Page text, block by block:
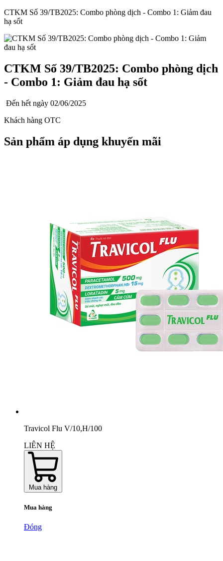
CTKM Số 39/TB2025: Combo phòng dịch - Combo 1: Giảm đau
hạ sốt
CTKM Số 39/TB2025: Combo phòng dịch
- Combo 1: Giảm đau hạ sốt
Đến hết ngày 02/06/2025
Khách hàng OTC
Sản phẩm áp dụng khuyến mãi
Travicol Flu V/10,H/100
LIÊN HỆ
Mua hàng
Mua hàng
Đóng